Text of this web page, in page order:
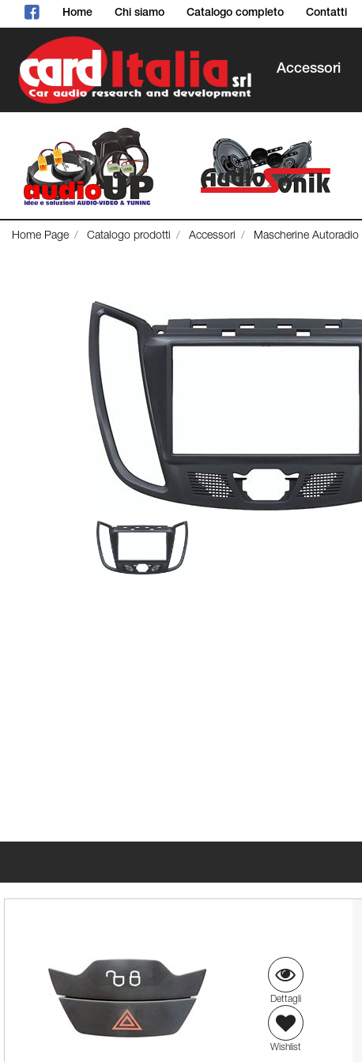
Home Chi siamo Catalogo completo Contatti
Accessori
Home Page Catalogo prodotti Accessori Mascherine Autoradio
Dettagli
Wishlist